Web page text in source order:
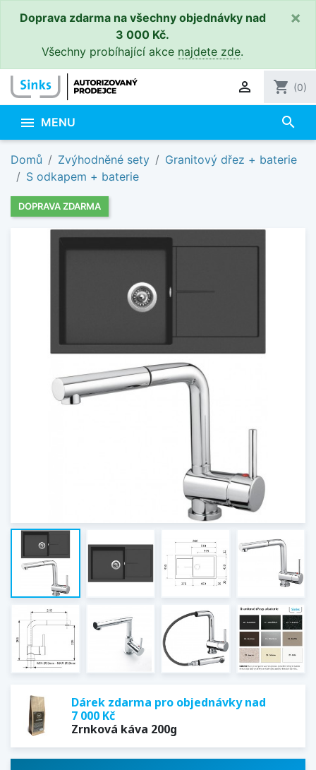
Doprava zdarma na všechny objednávky nad
3 000 Kč.
Všechny probíhající akce najdete zde.
×
 shopping_cart (0)
 MENU search
Domů Zvýhodněné sety
Granitový dřez + baterie
S odkapem + baterie
DOPRAVA ZDARMA
Dárek zdarma pro objednávky nad
7 000 Kč
Zrnková káva 200g